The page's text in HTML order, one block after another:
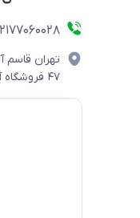
۰۲۱۷۷۰۶۰۰۲۸ ـ
تهران قاسم
۴۷ فروشگاه آبتین